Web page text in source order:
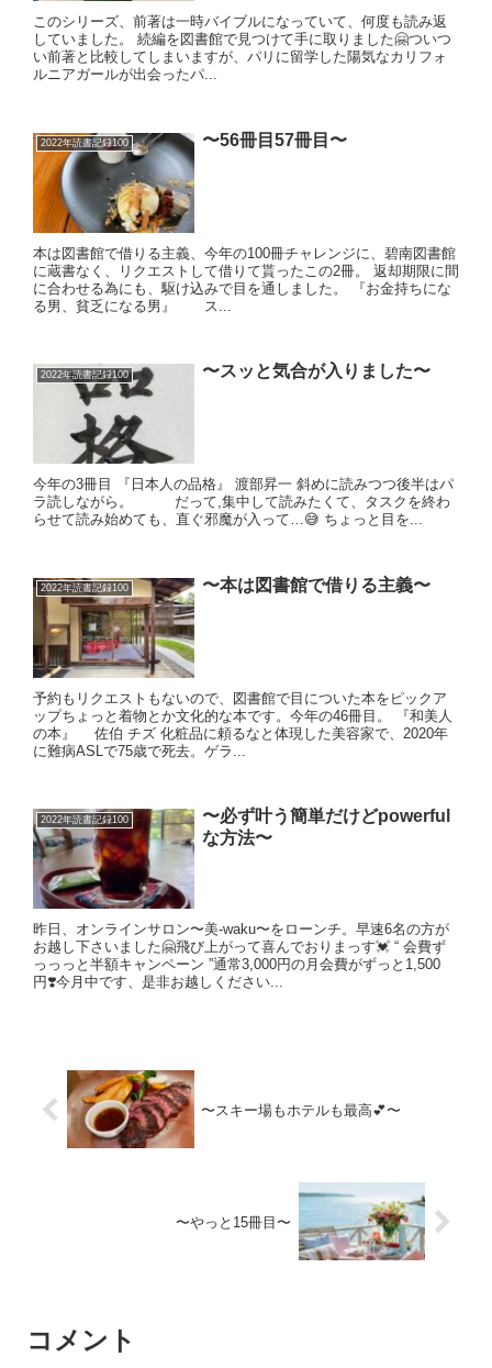
このシリーズ、前著は一時バイブルになっていて、何度も読み返
していました。 続編を図書館で見つけて手に取りました🤗ついつ
い前著と比較してしまいますが、パリに留学した陽気なカリフォ
ルニアガールが出会ったパ...
2022年読書記録100 〜56冊目57冊目〜
本は図書館で借りる主義、今年の100冊チャレンジに、碧南図書館
に蔵書なく、リクエストして借りて貰ったこの2冊。 返却期限に間
に合わせる為にも、駆け込みで目を通しました。 『お金持ちにな
る男、貧乏になる男』 ス...
2022年読書記録100 〜スッと気合が入りました〜
今年の3冊目 『日本人の品格』 渡部昇一 斜めに読みつつ後半はパ
ラ読しながら。 だって,集中して読みたくて、タスクを終わ
らせて読み始めても、直ぐ邪魔が入って…😅 ちょっと目を...
2022年読書記録100 〜本は図書館で借りる主義〜
予約もリクエストもないので、図書館で目についた本をピックア
ップちょっと着物とか文化的な本です。今年の46冊目。 『和美人
の本』 佐伯 チズ 化粧品に頼るなと体現した美容家で、2020年
に難病ASLで75歳で死去。ゲラ...
2022年読書記録100
〜必ず叶う簡単だけどpowerful
な方法〜
昨日、オンラインサロン〜美-waku〜をローンチ。早速6名の方が
お越し下さいました🤗飛び上がって喜んでおりまっす💓 “ 会費ず
っっっと半額キャンペーン ”通常3,000円の月会費がずっと1,500
円❣️今月中です、是非お越しください...
〜スキー場もホテルも最高💕〜
〜やっと15冊目〜
コメント